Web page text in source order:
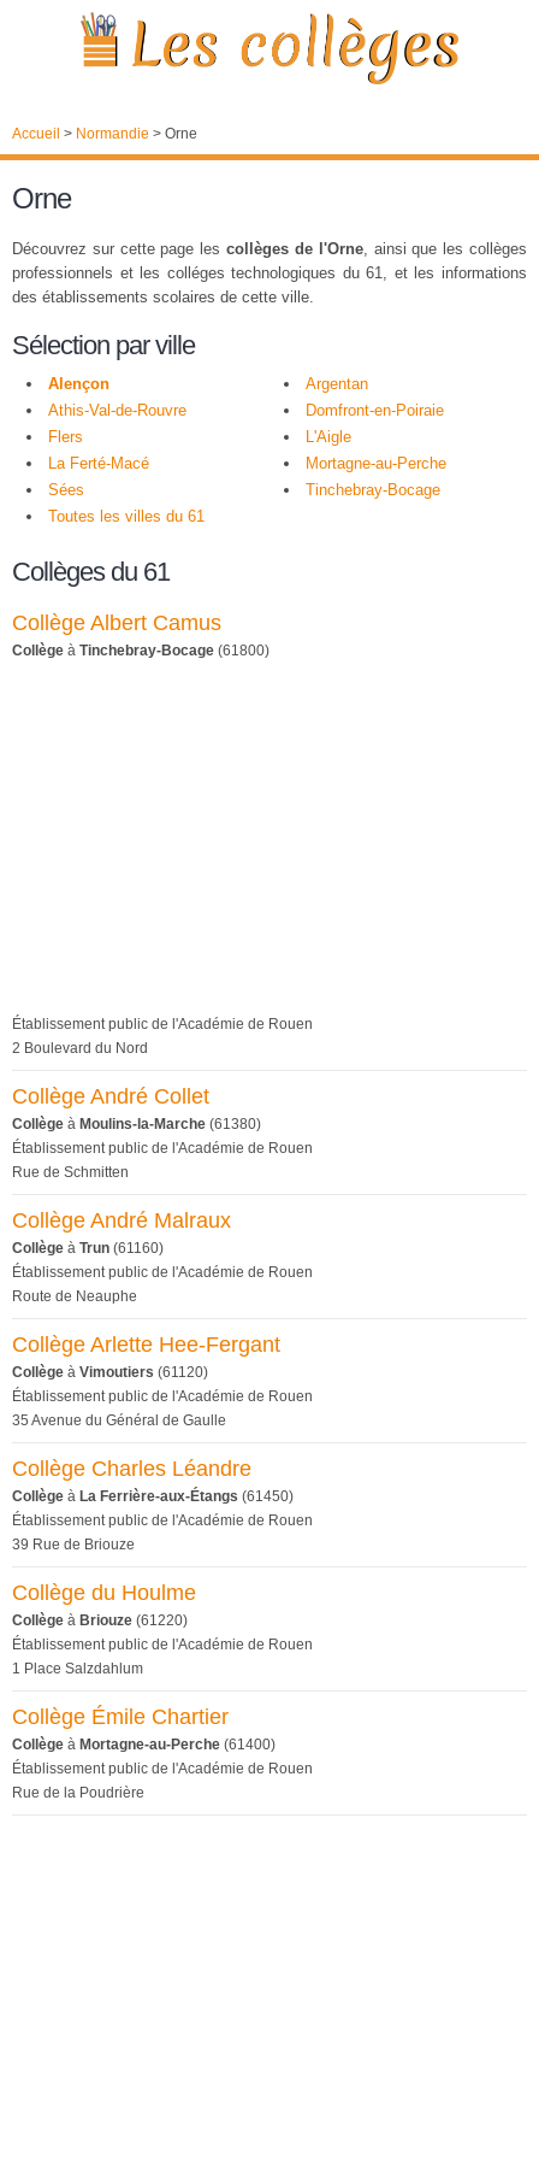
Accueil > Normandie > Orne
Orne
Découvrez sur cette page lescollèges de l'Orne, ainsi que les collèges
professionnels et les colléges technologiques du 61, et les informations
des établissements scolaires de cette ville.
Sélection par ville
Alençon
Argentan
Athis-Val-de-Rouvre
Domfront-en-Poiraie
Flers
L'Aigle
La Ferté-Macé
Mortagne-au-Perche
Sées
Tinchebray-Bocage
Toutes les villes du 61
Collèges du 61
Collège Albert Camus
Collège à Tinchebray-Bocage (61800)
Établissement public de l'Académie de Rouen
2 Boulevard du Nord
Collège André Collet
Collège à Moulins-la-Marche (61380)
Établissement public de l'Académie de Rouen
Rue de Schmitten
Collège André Malraux
Collège à Trun (61160)
Établissement public de l'Académie de Rouen
Route de Neauphe
Collège Arlette Hee-Fergant
Collège à Vimoutiers (61120)
Établissement public de l'Académie de Rouen
35 Avenue du Général de Gaulle
Collège Charles Léandre
Collège à La Ferrière-aux-Étangs (61450)
Établissement public de l'Académie de Rouen
39 Rue de Briouze
Collège du Houlme
Collège à Briouze (61220)
Établissement public de l'Académie de Rouen
1 Place Salzdahlum
Collège Émile Chartier
Collège à Mortagne-au-Perche (61400)
Établissement public de l'Académie de Rouen
Rue de la Poudrière